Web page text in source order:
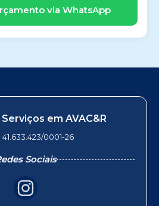
via WhatsApp
em AVAC&R
41.633.423/0001-26
Sociais